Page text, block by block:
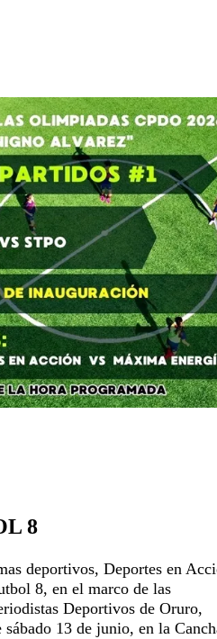
8
deportivos, Deportes en
8, en el marco de las
Deportivos de Oruro,
13 de junio, en la